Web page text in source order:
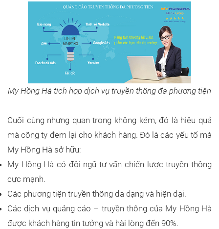
My Hồng Hà tích hợp dịch vụ truyền thông đa phương tiện
Cuối cùng nhưng quan trọng không kém, đó là hiệu quả
mà công ty đem lại cho khách hàng. Đó là các yếu tố mà
My Hồng Hà sở hữu:
My Hồng Hà có đội ngũ tư vấn chiến lược truyền thông
cực mạnh.
Các phương tiện truyền thông đa dạng và hiện đại.
Các dịch vụ quảng cáo – truyền thông của My Hồng Hà
được khách hàng tin tưởng và hài lòng đến 90%.